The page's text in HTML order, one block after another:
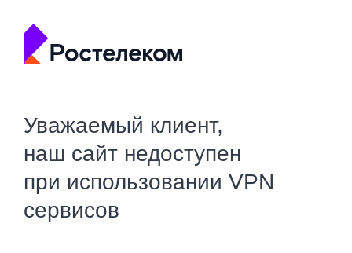
Уважаемый клиент,
наш сайт недоступен
при использовании VPN
сервисов